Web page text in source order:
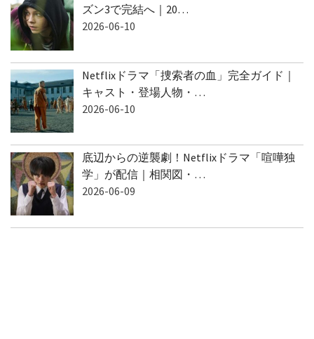
ズン3で完結へ｜20…
2026-06-10
Netflixドラマ「捜索者の血」完全ガイド｜
キャスト・登場人物・…
2026-06-10
底辺からの逆襲劇！Netflixドラマ「喧嘩独
学」が配信｜相関図・…
2026-06-09